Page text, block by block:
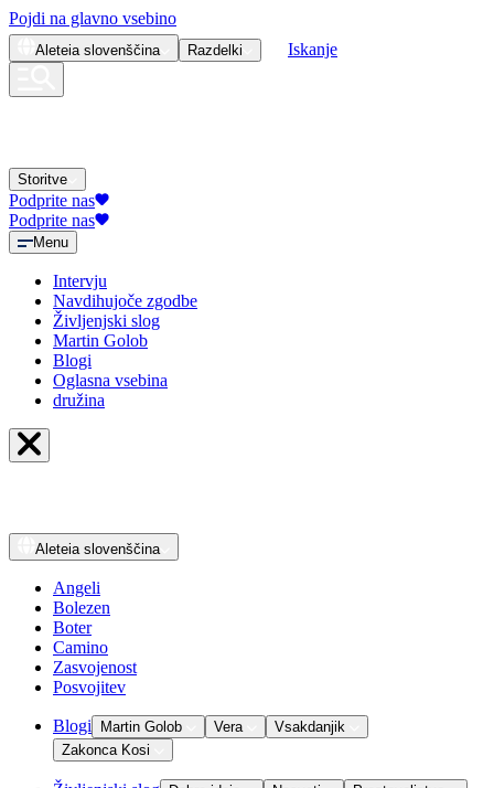
Pojdi na glavno vsebino
Aleteia slovenščina Razdelki Iskanje
Storitve
Podprite nas
Podprite nas
Menu
Intervju
Navdihujoče zgodbe
Življenjski slog
Martin Golob
Blogi
Oglasna vsebina
družina
Aleteia slovenščina
Angeli
Bolezen
Boter
Camino
Zasvojenost
Posvojitev
Blogi Martin Golob Vera
Vsakdanjik
Zakonca Kosi